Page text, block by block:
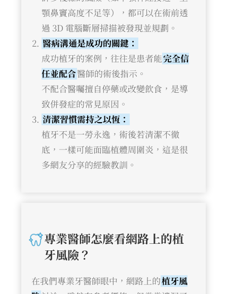
顎鼻竇高度不足等），都可以在術前透
過 3D 電腦斷層掃描被發現並規劃。
醫病溝通是成功的關鍵：
成功植牙的案例，往往是患者能完全信
任並配合醫師的術後指示。
不配合醫囑擅自停藥或改變飲食，是導
致併發症的常見原因。
清潔習慣需持之以恆：
植牙不是一勞永逸，術後若清潔不徹
底，一樣可能面臨植體周圍炎，這是很
多網友分享的經驗教訓。
專業醫師怎麼看網路上的植
牙風險？
在我們專業牙醫師眼中，網路上的植牙風